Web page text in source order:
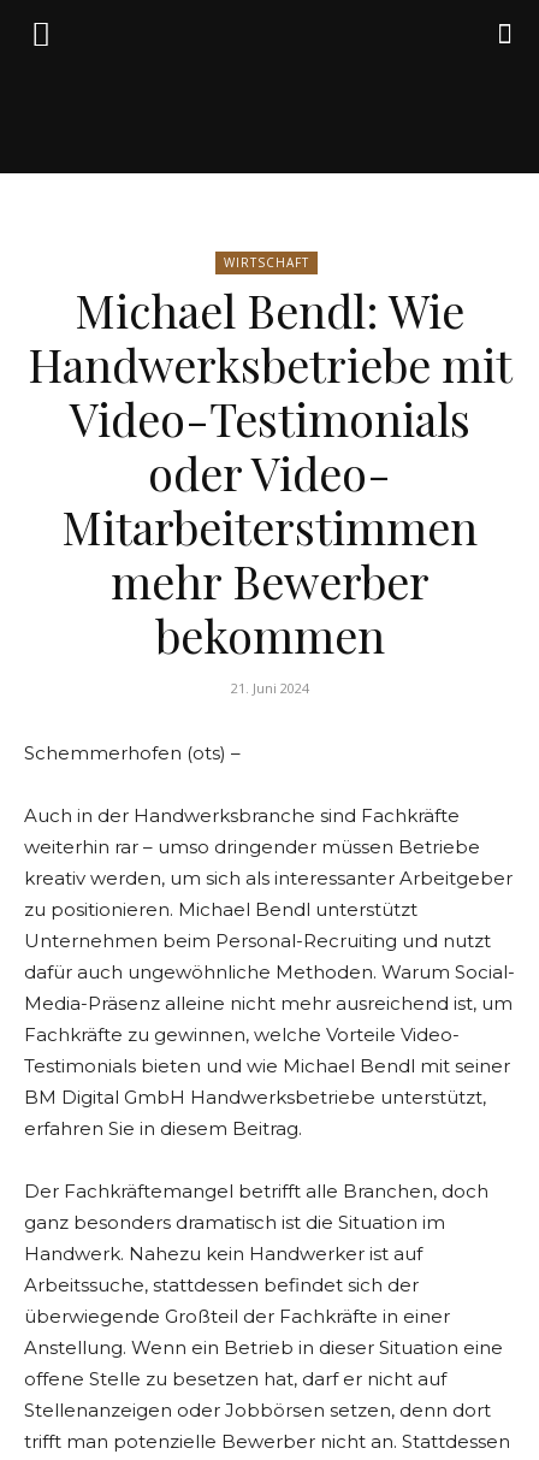
Friedrich
von
Weik
WIRTSCHAFT
Michael Bendl: Wie
Handwerksbetriebe mit
Video-Testimonials
oder Video-
Mitarbeiterstimmen
mehr Bewerber
bekommen
21. Juni 2024
Schemmerhofen (ots) –
Auch in der Handwerksbranche sind Fachkräfte
weiterhin rar – umso dringender müssen Betriebe
kreativ werden, um sich als interessanter Arbeitgeber
zu positionieren. Michael Bendl unterstützt
Unternehmen beim Personal-Recruiting und nutzt
dafür auch ungewöhnliche Methoden. Warum Social-
Media-Präsenz alleine nicht mehr ausreichend ist, um
Fachkräfte zu gewinnen, welche Vorteile Video-
Testimonials bieten und wie Michael Bendl mit seiner
BM Digital GmbH Handwerksbetriebe unterstützt,
erfahren Sie in diesem Beitrag.
Der Fachkräftemangel betrifft alle Branchen, doch
ganz besonders dramatisch ist die Situation im
Handwerk. Nahezu kein Handwerker ist auf
Arbeitssuche, stattdessen befindet sich der
überwiegende Großteil der Fachkräfte in einer
Anstellung. Wenn ein Betrieb in dieser Situation eine
offene Stelle zu besetzen hat, darf er nicht auf
Stellenanzeigen oder Jobbörsen setzen, denn dort
trifft man potenzielle Bewerber nicht an. Stattdessen